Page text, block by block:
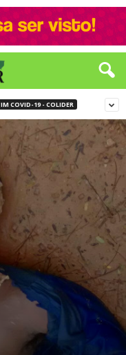
COVID-19 - COLIDER